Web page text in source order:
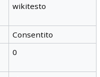
wikitesto
Consentito
0